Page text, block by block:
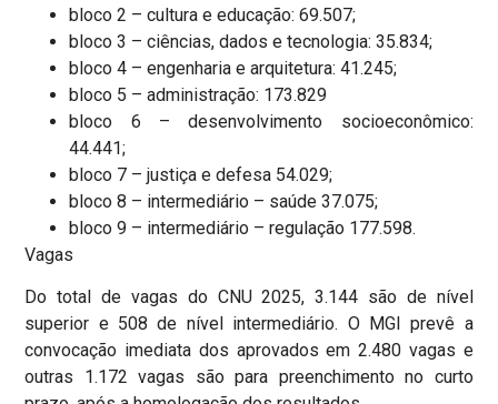
bloco 2 – cultura e educação: 69.507;
bloco 3 – ciências, dados e tecnologia: 35.834;
bloco 4 – engenharia e arquitetura: 41.245;
bloco 5 – administração: 173.829
bloco 6 – desenvolvimento socioeconômico:
44.441;
bloco 7 – justiça e defesa 54.029;
bloco 8 – intermediário – saúde 37.075;
bloco 9 – intermediário – regulação 177.598.
Vagas
Do total de vagas do CNU 2025, 3.144 são de nível
superior e 508 de nível intermediário. O MGI prevê a
convocação imediata dos aprovados em 2.480 vagas e
outras 1.172 vagas são para preenchimento no curto